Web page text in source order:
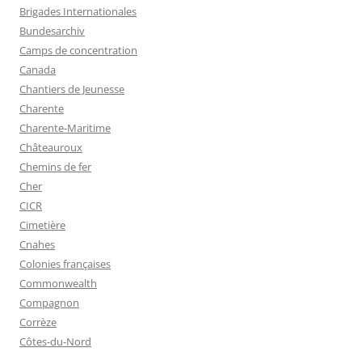
Brigades Internationales
Bundesarchiv
Camps de concentration
Canada
Chantiers de Jeunesse
Charente
Charente-Maritime
Châteauroux
Chemins de fer
Cher
CICR
Cimetière
Cnahes
Colonies françaises
Commonwealth
Compagnon
Corrèze
Côtes-du-Nord